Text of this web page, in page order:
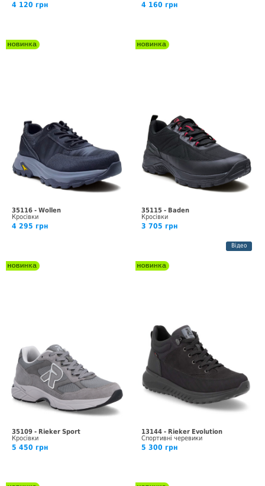
4 120 грн 4 160 грн
35116 - Wollen
Кросівки
4 295 грн
35115 - Baden
Кросівки
3 705 грн
Відео
35109 - Rieker Sport
Кросівки
5 450 грн
13144 - Rieker Evolution
Спортивні черевики
5 300 грн